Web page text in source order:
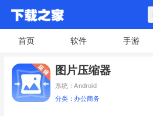
首页 软件 手游
图片压缩器
系统：Android
分类：办公商务